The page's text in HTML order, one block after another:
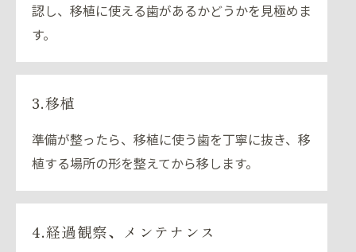
認し、移植に使える歯があるかどうかを見極めま
す。
3.移植
準備が整ったら、移植に使う歯を丁寧に抜き、移
植する場所の形を整えてから移します。
4.経過観察、メンテナンス